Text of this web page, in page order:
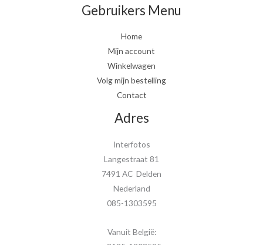
Gebruikers Menu
Home
Mijn account
Winkelwagen
Volg mijn bestelling
Contact
Adres
Interfotos
Langestraat 81
7491 AC Delden
Nederland
085-1303595
Vanuit België: